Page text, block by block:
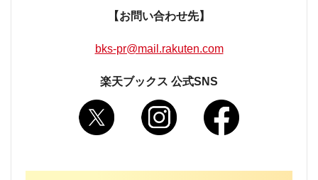
【お問い合わせ先】
bks-pr@mail.rakuten.com
楽天ブックス 公式SNS